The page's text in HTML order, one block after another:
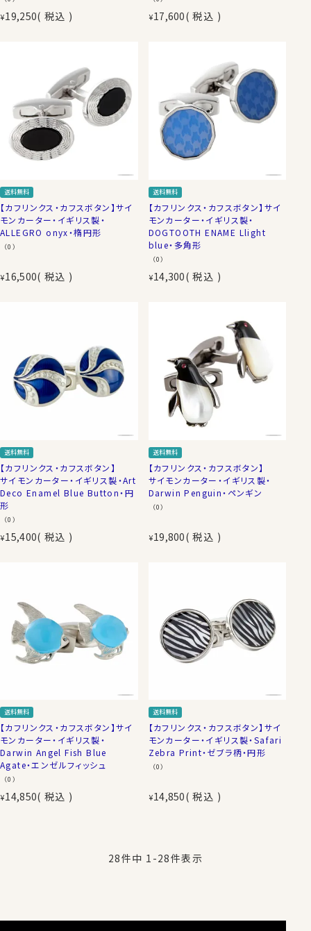
¥19,250 税込 ¥17,600 税込
送料無料
【カフリンクス・カフスボタン】サイ
モンカーター・イギリス製・
ALLEGRO onyx・楕円形
（0）
¥16,500 税込
送料無料
【カフリンクス・カフスボタン】サイ
モンカーター・イギリス製・
DOGTOOTH ENAME Llight
blue・多角形
（0）
¥14,300 税込
送料無料
【カフリンクス・カフスボタン】
サイモンカーター・イギリス製・Art
Deco Enamel Blue Button・円
形
（0）
¥15,400 税込
送料無料
【カフリンクス・カフスボタン】
サイモンカーター・イギリス製・
Darwin Penguin・ペンギン
（0）
¥19,800 税込
送料無料
【カフリンクス・カフスボタン】サイ
モンカーター・イギリス製・
Darwin Angel Fish Blue
Agate・エンゼルフィッシュ
（0）
¥14,850 税込
送料無料
【カフリンクス・カフスボタン】サイ
モンカーター・イギリス製・Safari
Zebra Print・ゼブラ柄・円形
（0）
¥14,850 税込
28件中 1 -28件表示